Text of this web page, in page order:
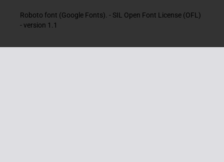
Roboto font (Google Fonts). - SIL Open Font License (OFL)
- version 1.1